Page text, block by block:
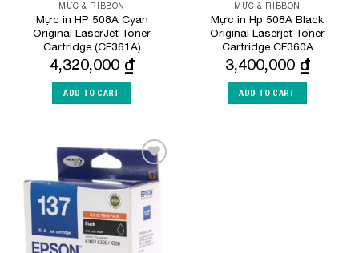
MỰC & RIBBON
Mực in HP 508A Cyan
Original LaserJet Toner
Cartridge (CF361A)
4,320,000 ₫
ADD TO CART
MỰC & RIBBON
Mực in Hp 508A Black
Original Laserjet Toner
Cartridge CF360A
3,400,000 ₫
ADD TO CART
Add to
Wishlist